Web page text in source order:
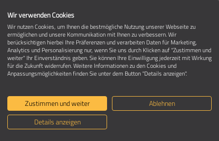
Umzug in 44369 Dortmund-Huckarde
Ein Umzug ist Vertrauenssache
Deutschland>Nordrhein-Westfalen>Dortmund, Stadt
>Huckarde
Wir verwenden Cookies
Wir nutzen Cookies, um Ihnen die bestmögliche Nutzung unserer Webseite zu
ermöglichen und unsere Kommunikation mit Ihnen zu verbessern. Wir
berücksichtigen hierbei Ihre Präferenzen und verarbeiten Daten für Marketing,
Analytics und Personalisierung nur, wenn Sie uns durch Klicken auf "Zustimmen und
weiter" Ihr Einverständnis geben. Sie können Ihre Einwilligung jederzeit mit Wirkung
für die Zukunft widerrufen. Weitere Informationen zu den Cookies und
Anpassungsmöglichkeiten finden Sie unter dem Button "Details anzeigen".
Zustimmen und weiter
Ablehnen
Details anzeigen